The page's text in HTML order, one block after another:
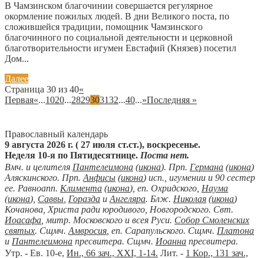
В Чамзинском благочинии совершается регулярное
окормление пожилых людей. В дни Великого поста, по
сложившейся традиции, помощник Чамзинского
благочинного по социальной деятельности и церковной
благотворительности игумен Евстафий (Князев) посетил
Дом...
Далее
Страница 30 из 40«
Первая«...1020...2829303132...40...»Последняя »
Православный календарь
9 августа 2026 г. ( 27 июля ст.ст.), воскресенье.
Неделя 10-я по Пятидесятнице. Поста нет.
Вмч. и целителя Пантелеимона (икона). Прп. Германа (икона)
Аляскинского. Прп. Анфисы (икона) исп., игумении и 90 сестер
ее. Равноапп. Климента (икона), еп. Охридского, Наума
(икона), Саввы Горазда и Ангеляра. Блж. Николая (икона)
Кочанова, Христа ради юродивого, Новгородского. Свт.
Иоасафа , митр. Московского и всея Руси. Собор Смоленских
святых. Сщмч. Амвросия , еп. Сарапульского. Сщмч. Платона
и Пантелеимона пресвитера. Сщмч. Иоанна пресвитера.
Утр. - Ев. 10-е, Ин., 66 зач., XXI, 1-14. Лит. - 1 Кор., 131 зач.,